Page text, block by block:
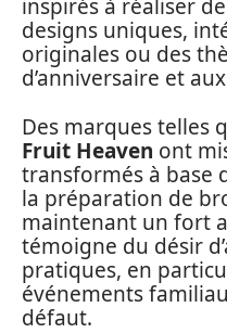
inspirés à réaliser
designs uniques,
originales ou des
d’anniversaire et
Des marques telles
Fruit Heaven ont
transformés à base
la préparation de
maintenant un fort
témoigne du désir
pratiques, en
événements
défaut.